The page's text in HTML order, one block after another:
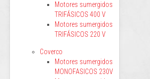
Motores sumergidos
TRIFÁSICOS 400 V
Motores sumergidos
TRIFÁSICOS 220 V
Coverco
Motores sumergidos
MONOFASICOS 230V